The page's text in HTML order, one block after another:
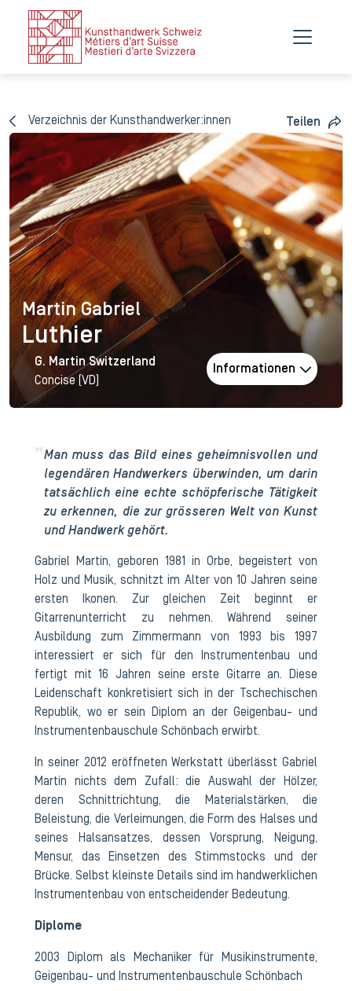
Verzeichnis der Kunsthandwerker:innen Teilen
Martin Gabriel
Martin Gabriel
Luthier
G. Martin Switzerland
Concise (VD)
Informationen
Man muss das Bild eines geheimnisvollen und
legendären Handwerkers überwinden, um darin
tatsächlich eine echte schöpferische Tätigkeit
zu erkennen, die zur grösseren Welt von Kunst
und Handwerk gehört.
Gabriel Martin, geboren 1981 in Orbe, begeistert von
Holz und Musik, schnitzt im Alter von 10 Jahren seine
ersten Ikonen. Zur gleichen Zeit beginnt er
Gitarrenunterricht zu nehmen. Während seiner
Ausbildung zum Zimmermann von 1993 bis 1997
interessiert er sich für den Instrumentenbau und
fertigt mit 16 Jahren seine erste Gitarre an. Diese
Leidenschaft konkretisiert sich in der Tschechischen
Republik, wo er sein Diplom an der Geigenbau- und
Instrumentenbauschule Schönbach erwirbt.
In seiner 2012 eröffneten Werkstatt überlässt Gabriel
Martin nichts dem Zufall: die Auswahl der Hölzer,
deren Schnittrichtung, die Materialstärken, die
Beleistung, die Verleimungen, die Form des Halses und
seines Halsansatzes, dessen Vorsprung, Neigung,
Mensur, das Einsetzen des Stimmstocks und der
Brücke. Selbst kleinste Details sind im handwerklichen
Instrumentenbau von entscheidender Bedeutung.
Diplome
2003 Diplom als Mechaniker für Musikinstrumente,
Geigenbau- und Instrumentenbauschule Schönbach